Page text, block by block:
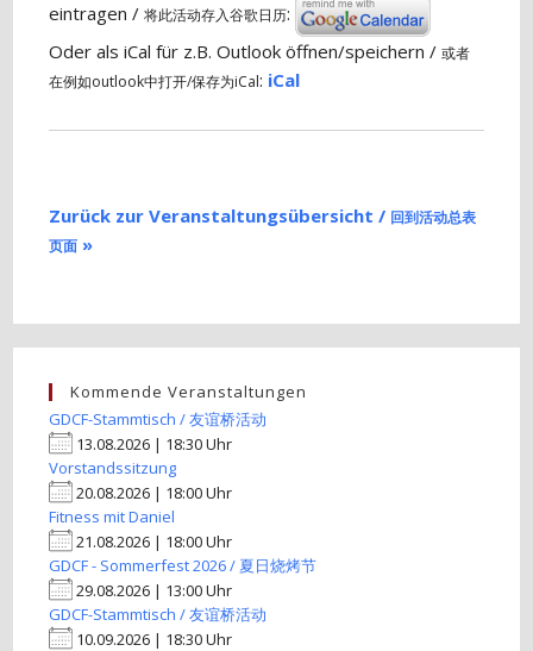
eintragen /将此活动存入谷歌日历:
Oder als iCal für z.B. Outlook öffnen/speichern /或者
在例如outlook中打开/保存为iCal: iCal
Zurück zur Veranstaltungsübersicht / 回到活动总表
页面 »
Kommende Veranstaltungen
GDCF-Stammtisch / 友谊桥活动
13.08.2026 | 18:30 Uhr
Vorstandssitzung
20.08.2026 | 18:00 Uhr
Fitness mit Daniel
21.08.2026 | 18:00 Uhr
GDCF - Sommerfest 2026 / 夏日烧烤节
29.08.2026 | 13:00 Uhr
GDCF-Stammtisch / 友谊桥活动
10.09.2026 | 18:30 Uhr